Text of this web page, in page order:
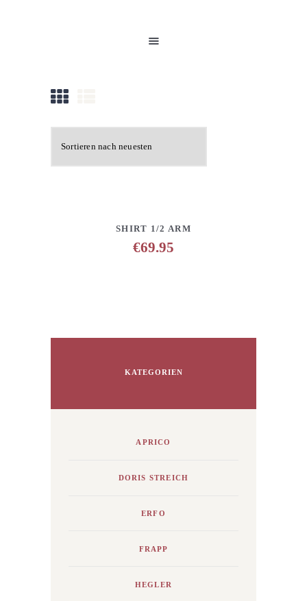
ÜBER UNS
KONTAKT
DETAILS ANFRAGE HINZUFÜGEN
SHIRT 1/2 ARM
€69.95
KATEGORIEN
APRICO
DORIS STREICH
ERFO
FRAPP
HEGLER